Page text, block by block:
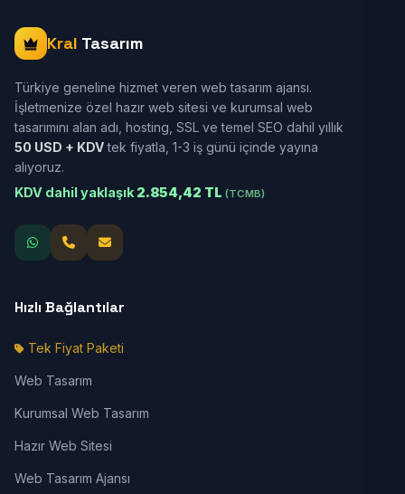
Kral Tasarım
Türkiye geneline hizmet veren web tasarım ajansı.
İşletmenize özel hazır web sitesi ve kurumsal web
tasarımını alan adı, hosting, SSL ve temel SEO dahil yıllık
50 USD + KDVtek fiyatla, 1-3 iş günü içinde yayına
alıyoruz.
KDV dahil yaklaşık 2.854,42 TL (TCMB)
Hızlı Bağlantılar
Tek Fiyat Paketi
Web Tasarım
Kurumsal Web Tasarım
Hazır Web Sitesi
Web Tasarım Ajansı